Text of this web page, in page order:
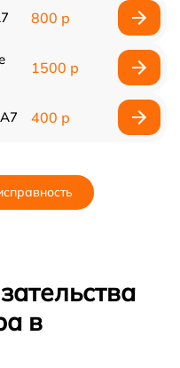
800 р
1500 р
400 р
в